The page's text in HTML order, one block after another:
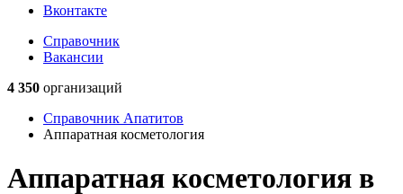
Вконтакте
Справочник
Вакансии
4 350 организаций
Справочник Апатитов
Аппаратная косметология
Аппаратная косметология в